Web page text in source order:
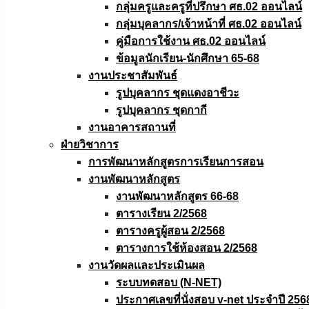
กลุ่มครูและครูที่ปรึกษา ศธ.02 ออนไลน์
กลุ่มบุคลากร/เจ้าหน้าที่ ศธ.02 ออนไลน์
คู่มือการใช้งาน ศธ.02 ออนไลน์
ข้อมูลนักเรียน-นักศึกษา 65-68
งานประชาสัมพันธ์
รูปบุคลากร ชุดแดงอาชีวะ
รูปบุคลากร ชุดกากี
งานอาคารสถานที่
ฝ่ายวิชาการ
การพัฒนาหลักสูตรการเรียนการสอน
งานพัฒนาหลักสูตร
งานพัฒนาหลักสูตร 66-68
ตารางเรียน 2/2568
ตารางครูผู้สอน 2/2568
ตารางการใช้ห้องสอน 2/2568
งานวัดผลเเละประเมินผล
ระบบทดสอบ (N-NET)
ประกาศเลขที่นั่งสอบ v-net ประจำปี